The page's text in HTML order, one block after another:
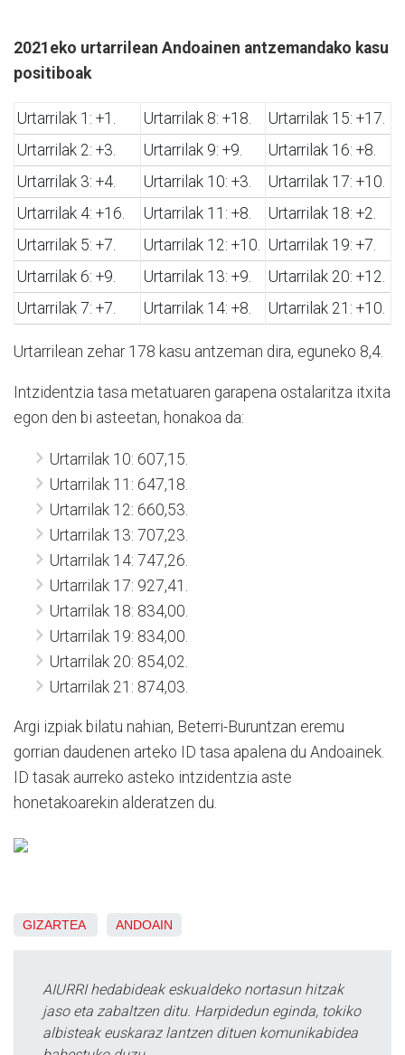
2021eko urtarrilean Andoainen antzemandako kasu
positiboak
Urtarrilak 1: +1. Urtarrilak 8: +18.
Urtarrilak 15: +17.
Urtarrilak 2: +3.
Urtarrilak 9: +9.
Urtarrilak 16: +8.
Urtarrilak 3: +4.
Urtarrilak 10: +3.
Urtarrilak 17: +10.
Urtarrilak 4: +16.
Urtarrilak 11: +8.
Urtarrilak 18: +2.
Urtarrilak 5: +7.
Urtarrilak 12: +10.
Urtarrilak 19: +7.
Urtarrilak 6: +9.
Urtarrilak 13: +9.
Urtarrilak 20: +12.
Urtarrilak 7: +7.
Urtarrilak 14: +8. Urtarrilak 21: +10.
Urtarrilean zehar 178 kasu antzeman dira, eguneko 8,4.
Intzidentzia tasa metatuaren garapena ostalaritza itxita
egon den bi asteetan, honakoa da:
Urtarrilak 10: 607,15.
Urtarrilak 11: 647,18.
Urtarrilak 12: 660,53.
Urtarrilak 13: 707,23.
Urtarrilak 14: 747,26.
Urtarrilak 17: 927,41.
Urtarrilak 18: 834,00.
Urtarrilak 19: 834,00.
Urtarrilak 20: 854,02.
Urtarrilak 21: 874,03.
Argi izpiak bilatu nahian, Beterri-Buruntzan eremu
gorrian daudenen arteko ID tasa apalena du Andoainek.
ID tasak aurreko asteko intzidentzia aste
honetakoarekin alderatzen du.
GIZARTEA ANDOAIN
AIURRI hedabideak eskualdeko nortasun hitzak
jaso eta zabaltzen ditu. Harpidedun eginda, tokiko
albisteak euskaraz lantzen dituen komunikabidea